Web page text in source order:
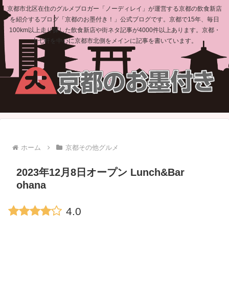
京都市北区在住のグルメブロガー「ノーディレイ」が運営する京都の飲食新店
を紹介するブログ「京都のお墨付き！」公式ブログです。京都で15年、毎日
100km以上走り探した飲食新店や街ネタ記事が4000件以上あります。京都・
上七軒を中心に京都市北側をメインに記事を書いています。
ホーム 京都その他グルメ
2023年12月8日オープン Lunch&Bar
ohana
4.0